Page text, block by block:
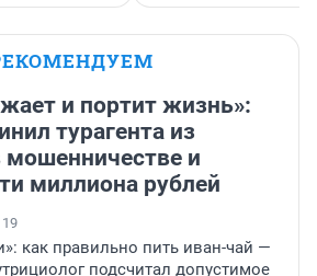
и портит жизнь»:
турагента из
мошенничестве и
миллиона рублей
19
как правильно пить иван-чай —
подсчитал допустимое